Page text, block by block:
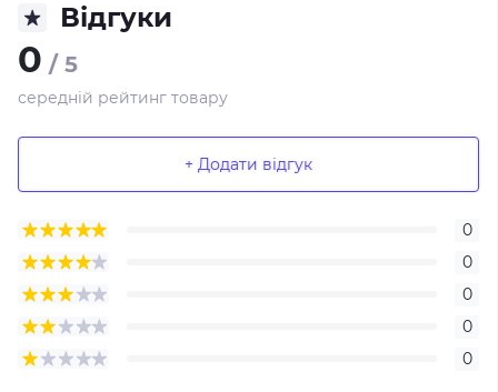
Відгуки
0 / 5
середній рейтинг товару
+ Додати відгук
0
0
0
0
0